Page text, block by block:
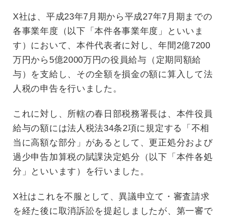
X社は、平成23年7月期から平成27年7月期までの
各事業年度（以下「本件各事業年度」といいま
す）において、本件代表者に対し、年間2億7200
万円から5億2000万円の役員給与（定期同額給
与）を支給し、その全額を損金の額に算入して法
人税の申告を行いました。
これに対し、所轄の春日部税務署長は、本件役員
給与の額には法人税法34条2項に規定する「不相
当に高額な部分」があるとして、更正処分および
過少申告加算税の賦課決定処分（以下「本件各処
分」といいます）を行いました。
X社はこれを不服として、異議申立て・審査請求
を経た後に取消訴訟を提起しましたが、第一審で